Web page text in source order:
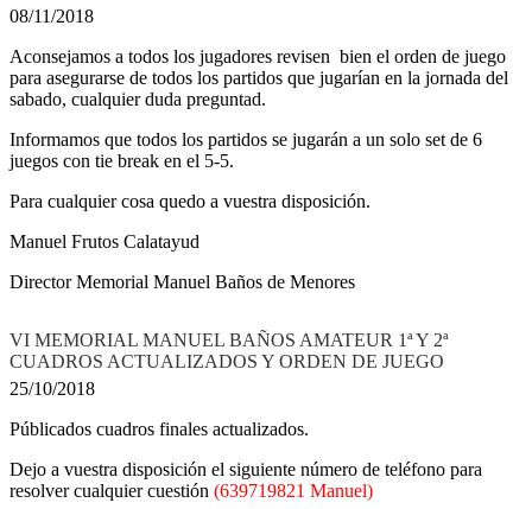
08/11/2018
Aconsejamos a todos los jugadores revisen bien el orden de juego
para asegurarse de todos los partidos que jugarían en la jornada del
sabado, cualquier duda preguntad.
Informamos que todos los partidos se jugarán a un solo set de 6
juegos con tie break en el 5-5.
Para cualquier cosa quedo a vuestra disposición.
Manuel Frutos Calatayud
Director Memorial Manuel Baños de Menores
VI MEMORIAL MANUEL BAÑOS AMATEUR 1ª Y 2ª
CUADROS ACTUALIZADOS Y ORDEN DE JUEGO
25/10/2018
Públicados cuadros finales actualizados.
Dejo a vuestra disposición el siguiente número de teléfono para
resolver cualquier cuestión (639719821 Manuel)